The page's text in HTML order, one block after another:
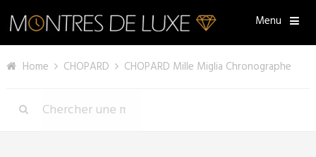
Menu
Home CHOPARD CHOPARD Mille Miglia Chronographe